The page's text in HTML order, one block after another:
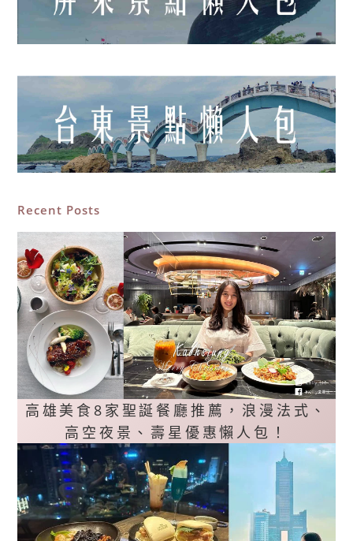
Recent Posts
高雄美食8家聖誕餐廳推薦，浪漫法式、
高空夜景、壽星優惠懶人包！